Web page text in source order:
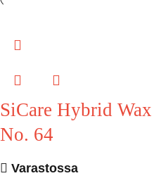
SiCare Hybrid Wax
No. 64
Varastossa